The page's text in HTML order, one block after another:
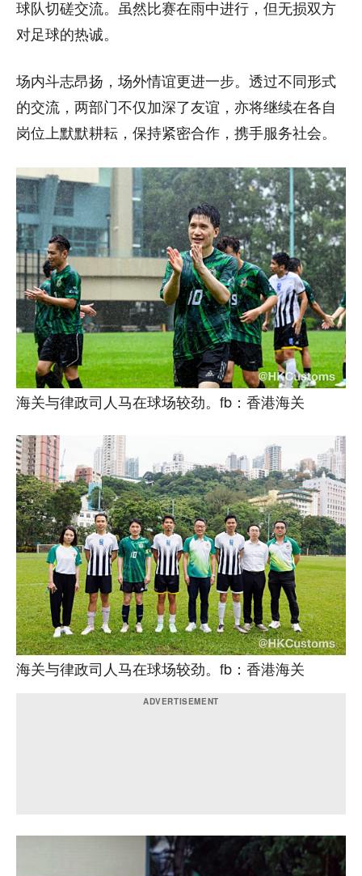
球队切磋交流。虽然比赛在雨中进行，但无损双方
对足球的热诚。
场内斗志昂扬，场外情谊更进一步。透过不同形式
的交流，两部门不仅加深了友谊，亦将继续在各自
岗位上默默耕耘，保持紧密合作，携手服务社会。
海关与律政司人马在球场较劲。fb：香港海关
海关与律政司人马在球场较劲。fb：香港海关